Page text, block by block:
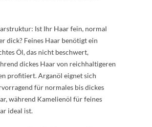
Ist Ihr Haar fein, normal
dick? Feines Haar benötigt ein
Öl, das nicht beschwert,
dickes Haar von reichhaltigeren
profitiert. Arganöl eignet sich
für normales bis dickes
während Kamelienöl für feines
ideal ist.